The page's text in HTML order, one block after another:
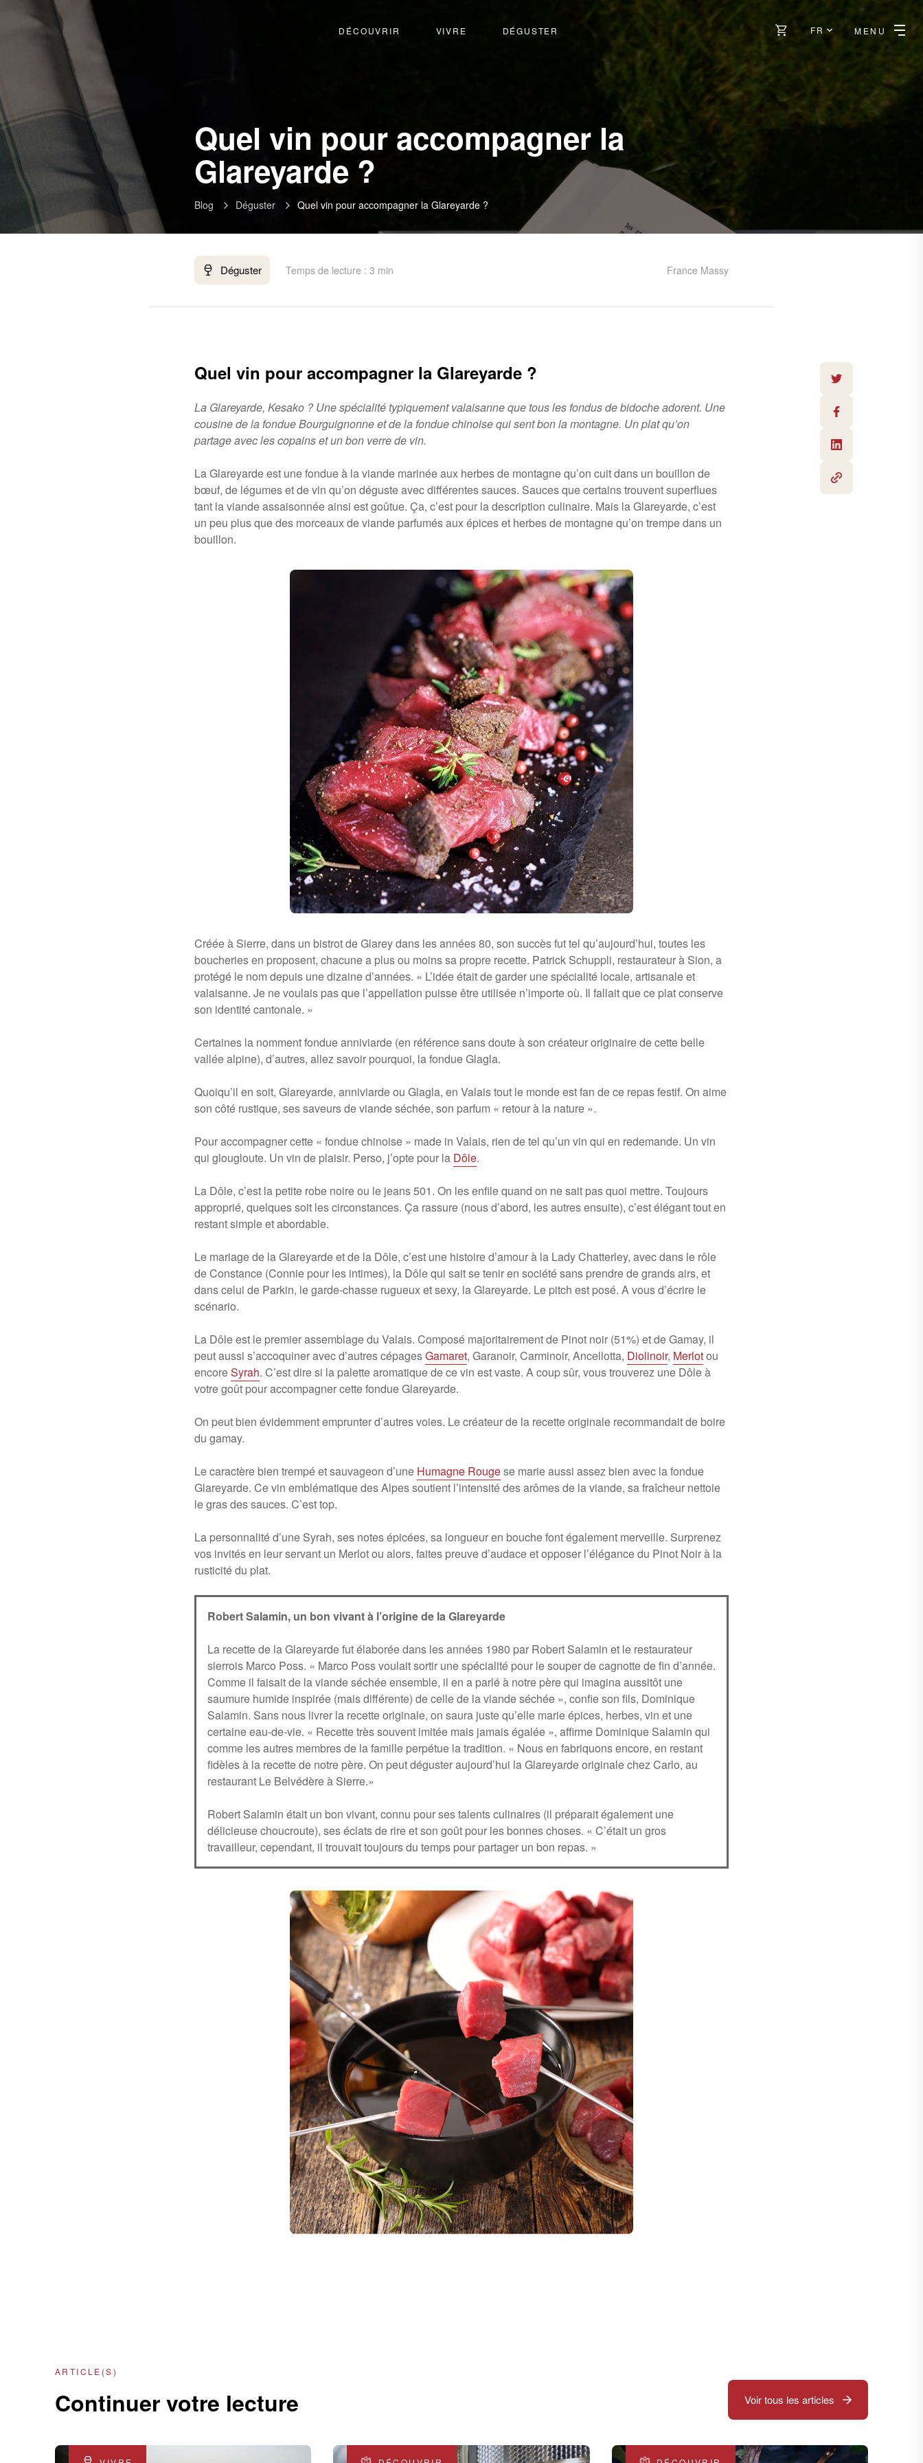
DÉCOUVRIR VIVRE DÉGUSTER FR MENU
Quel vin pour accompagner la
Glareyarde ?
Blog Déguster Quel vin pour accompagner la Glareyarde ?
Déguster Temps de lecture : 3 min France Massy
Quel vin pour accompagner la Glareyarde ?
La Glareyarde, Kesako ? Une spécialité typiquement valaisanne que tous les fondus de bidoche adorent. Une
cousine de la fondue Bourguignonne et de la fondue chinoise qui sent bon la montagne. Un plat qu’on
partage avec les copains et un bon verre de vin.
La Glareyarde est une fondue à la viande marinée aux herbes de montagne qu’on cuit dans un bouillon de
bœuf, de légumes et de vin qu’on déguste avec différentes sauces. Sauces que certains trouvent superflues
tant la viande assaisonnée ainsi est goûtue. Ça, c’est pour la description culinaire. Mais la Glareyarde, c’est
un peu plus que des morceaux de viande parfumés aux épices et herbes de montagne qu’on trempe dans un
bouillon.
Créée à Sierre, dans un bistrot de Glarey dans les années 80, son succès fut tel qu’aujourd’hui, toutes les
boucheries en proposent, chacune a plus ou moins sa propre recette. Patrick Schuppli, restaurateur à Sion, a
protégé le nom depuis une dizaine d’années. « L’idée était de garder une spécialité locale, artisanale et
valaisanne. Je ne voulais pas que l’appellation puisse être utilisée n’importe où. Il fallait que ce plat conserve
son identité cantonale. »
Certaines la nomment fondue anniviarde (en référence sans doute à son créateur originaire de cette belle
vallée alpine), d’autres, allez savoir pourquoi, la fondue Glagla.
Quoiqu’il en soit, Glareyarde, anniviarde ou Glagla, en Valais tout le monde est fan de ce repas festif. On aime
son côté rustique, ses saveurs de viande séchée, son parfum « retour à la nature ».
Pour accompagner cette « fondue chinoise » made in Valais, rien de tel qu’un vin qui en redemande. Un vin
qui glougloute. Un vin de plaisir. Perso, j’opte pour la Dôle.
La Dôle, c’est la petite robe noire ou le jeans 501. On les enfile quand on ne sait pas quoi mettre. Toujours
approprié, quelques soit les circonstances. Ça rassure (nous d’abord, les autres ensuite), c’est élégant tout en
restant simple et abordable.
Le mariage de la Glareyarde et de la Dôle, c’est une histoire d’amour à la Lady Chatterley, avec dans le rôle
de Constance (Connie pour les intimes), la Dôle qui sait se tenir en société sans prendre de grands airs, et
dans celui de Parkin, le garde-chasse rugueux et sexy, la Glareyarde. Le pitch est posé. A vous d’écrire le
scénario.
La Dôle est le premier assemblage du Valais. Composé majoritairement de Pinot noir (51%) et de Gamay, il
peut aussi s’accoquiner avec d’autres cépagesGamaret, Garanoir, Carminoir, Ancellotta, Diolinoir, Merlotou
encoreSyrah. C’est dire si la palette aromatique de ce vin est vaste. A coup sûr, vous trouverez une Dôle à
votre goût pour accompagner cette fondue Glareyarde.
On peut bien évidemment emprunter d’autres voies. Le créateur de la recette originale recommandait de boire
du gamay.
Le caractère bien trempé et sauvageon d’une Humagne Rougese marie aussi assez bien avec la fondue
Glareyarde. Ce vin emblématique des Alpes soutient l’intensité des arômes de la viande, sa fraîcheur nettoie
le gras des sauces. C’est top.
La personnalité d’une Syrah, ses notes épicées, sa longueur en bouche font également merveille. Surprenez
vos invités en leur servant un Merlot ou alors, faites preuve d’audace et opposer l’élégance du Pinot Noir à la
rusticité du plat.
Robert Salamin, un bon vivant à l’origine de la Glareyarde
La recette de la Glareyarde fut élaborée dans les années 1980 par Robert Salamin et le restaurateur
sierrois Marco Poss. « Marco Poss voulait sortir une spécialité pour le souper de cagnotte de fin d’année.
Comme il faisait de la viande séchée ensemble, il en a parlé à notre père qui imagina aussitôt une
saumure humide inspirée (mais différente) de celle de la viande séchée », confie son fils, Dominique
Salamin. Sans nous livrer la recette originale, on saura juste qu’elle marie épices, herbes, vin et une
certaine eau-de-vie. « Recette très souvent imitée mais jamais égalée », affirme Dominique Salamin qui
comme les autres membres de la famille perpétue la tradition. « Nous en fabriquons encore, en restant
fidèles à la recette de notre père. On peut déguster aujourd’hui la Glareyarde originale chez Carlo, au
restaurant Le Belvédère à Sierre.»
Robert Salamin était un bon vivant, connu pour ses talents culinaires (il préparait également une
délicieuse choucroute), ses éclats de rire et son goût pour les bonnes choses. « C’était un gros
travailleur, cependant, il trouvait toujours du temps pour partager un bon repas. »
ARTICLE(S)
Continuer votre lecture Voir tous les articles